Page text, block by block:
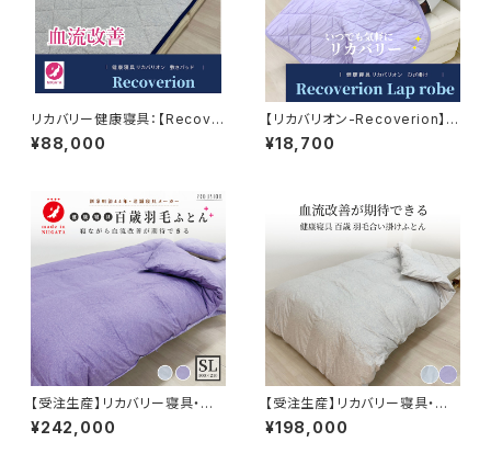
リカバリー健康寝具：【Recove
rion】リカバリオン敷きパッド プ
ラウシオン加工 100×200cm
¥88,000
【リカバリオン-Recoverion】リ
カバリーひざ掛け 70×100cm
ちょうどいいサイズ プラウシ
¥18,700
【受注生産】リカバリー寝具・百
歳 羽毛掛け布団 S/SD/D プラ
ウシオン®加工
¥242,000
【受注生産】リカバリー寝具・百
歳 羽毛合掛け布団 S/SD/D プ
ラウシオン®加工
¥198,000